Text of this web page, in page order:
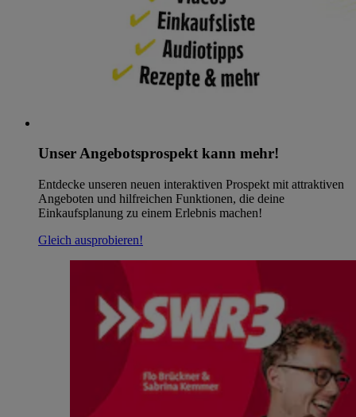
Unser Angebotsprospekt kann mehr!
Entdecke unseren neuen interaktiven Prospekt mit attraktiven
Angeboten und hilfreichen Funktionen, die deine
Einkaufsplanung zu einem Erlebnis machen!
Gleich ausprobieren!